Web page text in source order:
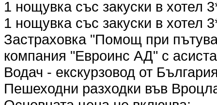
1 нощувка със закуски в хотел
1 нощувка със закуски в хотел
Застраховка "Помощ при
компания "Евроинс АД" с
Водач - екскурзовод от
Пешеходни разходки във